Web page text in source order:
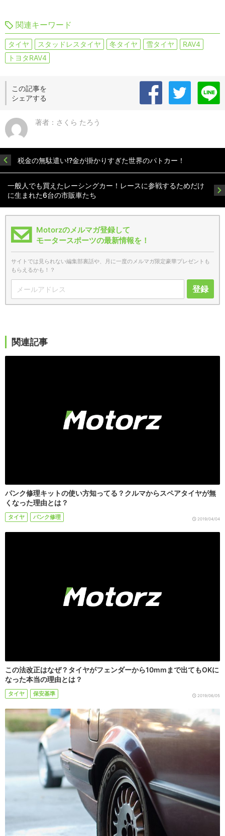
関連キーワード
タイヤ スタッドレスタイヤ 冬タイヤ 雪タイヤ
RAV4
トヨタRAV4
この記事を
シェアする
著者：さくら たろう
税金の無駄遣い!?金が掛かりすぎた世界のパトカー！
一般人でも買えたレーシングカー！レースに参戦するためだけ
に生まれた6台の市販車たち
Motorzのメルマガ登録して
モータースポーツの最新情報を！
サイトでは見られない編集部裏話や、月に一度のメルマガ限定豪華プレゼントも
もらえるかも！？
登録
関連記事
パンク修理キットの使い方知ってる？クルマからスペアタイヤが無
くなった理由とは？
タイヤ パンク修理 2019/04/04
この法改正はなぜ？タイヤがフェンダーから10mmまで出てもOKに
なった本当の理由とは？
タイヤ 保安基準 2019/06/05